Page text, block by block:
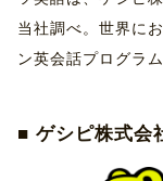
当社調べ。世界に
ン英会話プログラ
■ ゲシピ株式会